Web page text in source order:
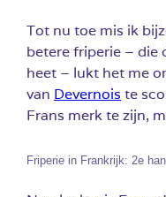
Tot nu toe mis ik
betere friperie – die
heet – lukt het me
van Devernois te
Frans merk te zijn,
Friperie in Frankrijk: 2e